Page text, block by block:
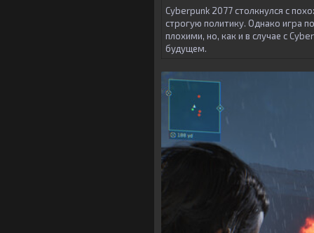
Cyberpunk 2077 столкнулся с
строгую политику. Однако игра
плохими, но, как и в случае с
будущем.